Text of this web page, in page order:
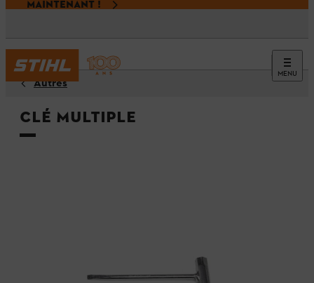
MAINTENANT !
MENU
Autres
Clé multiple